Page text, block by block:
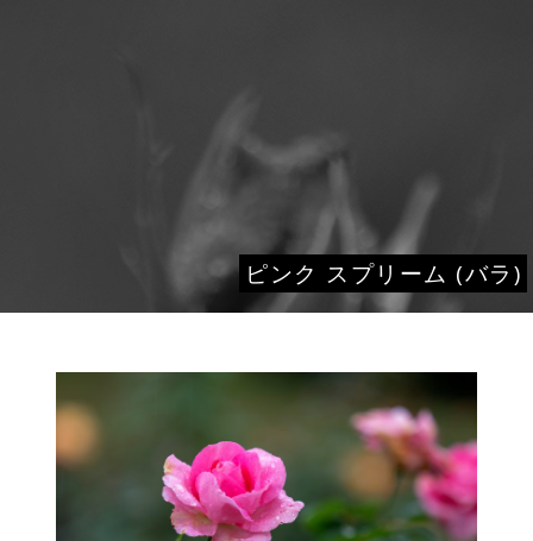
ピンク スプリーム (バラ)